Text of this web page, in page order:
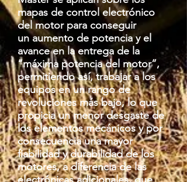
mapas de control electrónico
del motor para conseguir
un aumento de potencia y el
avance en la entrega de la
“máxima potencia del motor”,
permitiendo así, trabajar a los
equipos en un rango de
revoluciones más bajo, lo que
propicia un menor desgaste de
los elementos mecánicos y por
consecuencia una mayor
fiabilidad y durabilidad de los
motores, a diferencia de las